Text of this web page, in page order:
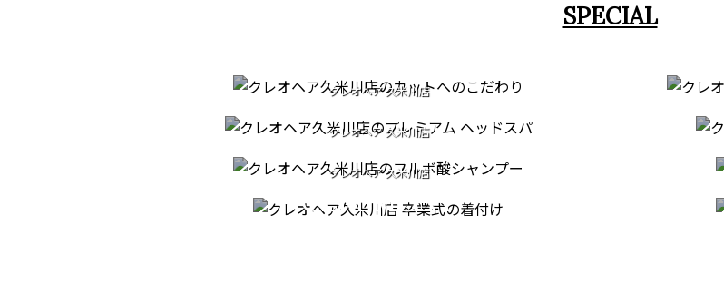
SPECIAL
クレオヘア 久米川店
PREMIUM HEAD SPA
クレオヘア 久米川店
PATORA SERIES
クレオヘア 久米川店
GRADUATION
CEREMONY